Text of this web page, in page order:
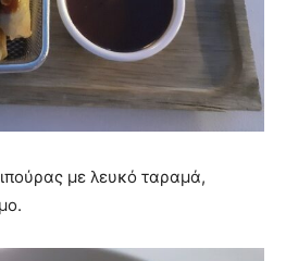
με λευκό ταραμά,